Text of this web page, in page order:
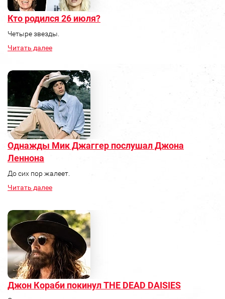
Кто родился 26 июля?
Четыре звезды.
Читать далее
Однажды Мик Джаггер послушал Джона
Леннона
До сих пор жалеет.
Читать далее
Джон Кораби покинул THE DEAD DAISIES